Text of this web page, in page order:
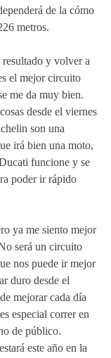
de la cómo
metros.
resultado y volver a
el mejor circuito
me da muy bien.
desde el viernes
son una
irá bien una moto,
funcione y se
poder ir rápido
ya me siento mejor
será un circuito
nos puede ir mejor
duro desde el
mejorar cada día
especial correr en
de público.
este año en la